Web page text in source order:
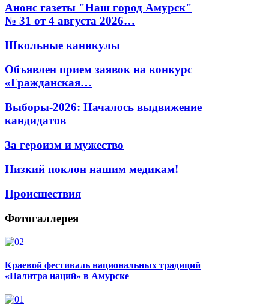
Анонс газеты "Наш город Амурск"
№ 31 от 4 августа 2026…
Школьные каникулы
Объявлен прием заявок на конкурс
«Гражданская…
Выборы-2026: Началось выдвижение
кандидатов
За героизм и мужество
Низкий поклон нашим медикам!
Происшествия
Фотогаллерея
Краевой фестиваль национальных традиций
«Палитра наций» в Амурске